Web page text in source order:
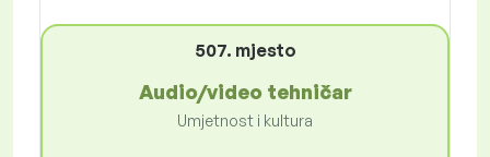
507. mjesto
Audio/video tehničar
Umjetnost i kultura